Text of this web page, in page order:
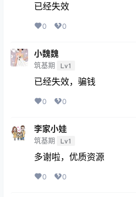
已经失效
0 0
小魏魏
筑基期 Lv1
已经失效，骗钱
0 0
李家小娃
筑基期 Lv1
多谢啦，优质资源
0 0